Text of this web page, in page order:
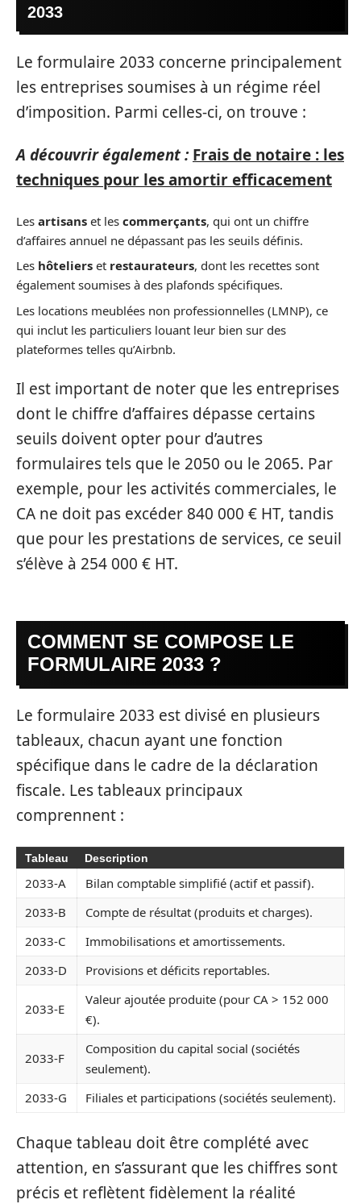
2033
Le formulaire 2033 concerne principalement
les entreprises soumises à un régime réel
d’imposition. Parmi celles-ci, on trouve :
A découvrir également : Frais de notaire : les
techniques pour les amortir efficacement
Les artisans et les commerçants, qui ont un chiffre
d’affaires annuel ne dépassant pas les seuils définis.
Les hôteliers et restaurateurs, dont les recettes sont
également soumises à des plafonds spécifiques.
Les locations meublées non professionnelles (LMNP), ce
qui inclut les particuliers louant leur bien sur des
plateformes telles qu’Airbnb.
Il est important de noter que les entreprises
dont le chiffre d’affaires dépasse certains
seuils doivent opter pour d’autres
formulaires tels que le 2050 ou le 2065. Par
exemple, pour les activités commerciales, le
CA ne doit pas excéder 840 000 € HT, tandis
que pour les prestations de services, ce seuil
s’élève à 254 000 € HT.
COMMENT SE COMPOSE LE
FORMULAIRE 2033 ?
Le formulaire 2033 est divisé en plusieurs
tableaux, chacun ayant une fonction
spécifique dans le cadre de la déclaration
fiscale. Les tableaux principaux
comprennent :
Tableau Description
2033-A
Bilan comptable simplifié (actif et passif).
2033-B
Compte de résultat (produits et charges).
2033-C
Immobilisations et amortissements.
2033-D
Provisions et déficits reportables.
2033-E
Valeur ajoutée produite (pour CA > 152 000
€).
2033-F
Composition du capital social (sociétés
seulement).
2033-G
Filiales et participations (sociétés seulement).
Chaque tableau doit être complété avec
attention, en s’assurant que les chiffres sont
précis et reflètent fidèlement la réalité